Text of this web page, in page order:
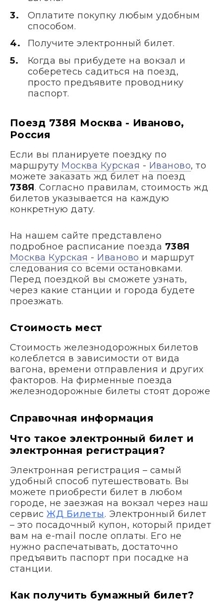
Оплатите покупку любым удобным
способом.
Получите электронный билет.
Когда вы прибудете на вокзал и
соберетесь садиться на поезд,
просто предъявите проводнику
паспорт.
Поезд 738Я Москва - Иваново,
Россия
Если вы планируете поездку по
маршруту Москва Курская - Иваново, то
можете заказать жд билет на поезд
738Я. Согласно правилам, стоимость жд
билетов указывается на каждую
конкретную дату.
На нашем сайте представлено
подробное расписание поезда 738Я
Москва Курская - Иваново и маршрут
следования со всеми остановками.
Перед поездкой вы сможете узнать,
через какие станции и города будете
проезжать.
Стоимость мест
Стоимость железнодорожных билетов
колеблется в зависимости от вида
вагона, времени отправления и других
факторов. На фирменные поезда
железнодорожные билеты стоят дороже
Справочная информация
Что такое электронный билет и
электронная регистрация?
Электронная регистрация – самый
удобный способ путешествовать. Вы
можете приобрести билет в любом
городе, не заезжая на вокзал через наш
сервисЖД Билеты. Электронный билет
– это посадочный купон, который придет
вам на e-mail после оплаты. Его не
нужно распечатывать, достаточно
предъявить паспорт при посадке на
станции.
Как получить бумажный билет?